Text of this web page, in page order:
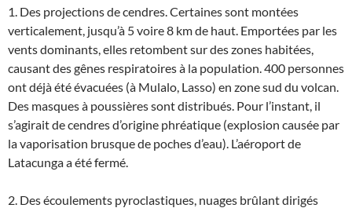
1. Des projections de cendres. Certaines sont montées
verticalement, jusqu’à 5 voire 8 km de haut. Emportées par les
vents dominants, elles retombent sur des zones habitées,
causant des gênes respiratoires à la population. 400 personnes
ont déjà été évacuées (à Mulalo, Lasso) en zone sud du volcan.
Des masques à poussières sont distribués. Pour l’instant, il
s’agirait de cendres d’origine phréatique (explosion causée par
la vaporisation brusque de poches d’eau). L’aéroport de
Latacunga a été fermé.
2. Des écoulements pyroclastiques, nuages brûlant dirigés